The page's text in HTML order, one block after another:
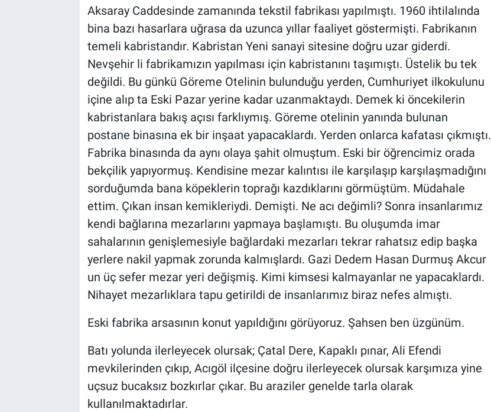
Aksaray Caddesinde zamanında tekstil fabrikası yapılmıştı. 1960 ihtilalında
bina bazı hasarlara uğrasa da uzunca yıllar faaliyet göstermişti. Fabrikanın
temeli kabristandır. Kabristan Yeni sanayi sitesine doğru uzar giderdi.
Nevşehir li fabrikamızın yapılması için kabristanını taşımıştı. Üstelik bu tek
değildi. Bu günkü Göreme Otelinin bulunduğu yerden, Cumhuriyet ilkokulunu
içine alıp ta Eski Pazar yerine kadar uzanmaktaydı. Demek ki öncekilerin
kabristanlara bakış açısı farklıymış. Göreme otelinin yanında bulunan
postane binasına ek bir inşaat yapacaklardı. Yerden onlarca kafatası çıkmıştı.
Fabrika binasında da aynı olaya şahit olmuştum. Eski bir öğrencimiz orada
bekçilik yapıyormuş. Kendisine mezar kalıntısı ile karşılaşıp karşılaşmadığını
sorduğumda bana köpeklerin toprağı kazdıklarını görmüştüm. Müdahale
ettim. Çıkan insan kemikleriydi. Demişti. Ne acı değimli? Sonra insanlarımız
kendi bağlarına mezarlarını yapmaya başlamıştı. Bu oluşumda imar
sahalarının genişlemesiyle bağlardaki mezarları tekrar rahatsız edip başka
yerlere nakil yapmak zorunda kalmışlardı. Gazi Dedem Hasan Durmuş Akcur
un üç sefer mezar yeri değişmiş. Kimi kimsesi kalmayanlar ne yapacaklardı.
Nihayet mezarlıklara tapu getirildi de insanlarımız biraz nefes almıştı.
Eski fabrika arsasının konut yapıldığını görüyoruz. Şahsen ben üzgünüm.
Batı yolunda ilerleyecek olursak; Çatal Dere, Kapaklı pınar, Ali Efendi
mevkilerinden çıkıp, Acıgöl ilçesine doğru ilerleyecek olursak karşımıza yine
uçsuz bucaksız bozkırlar çıkar. Bu araziler genelde tarla olarak
kullanılmaktadırlar.
Haberde İnsan